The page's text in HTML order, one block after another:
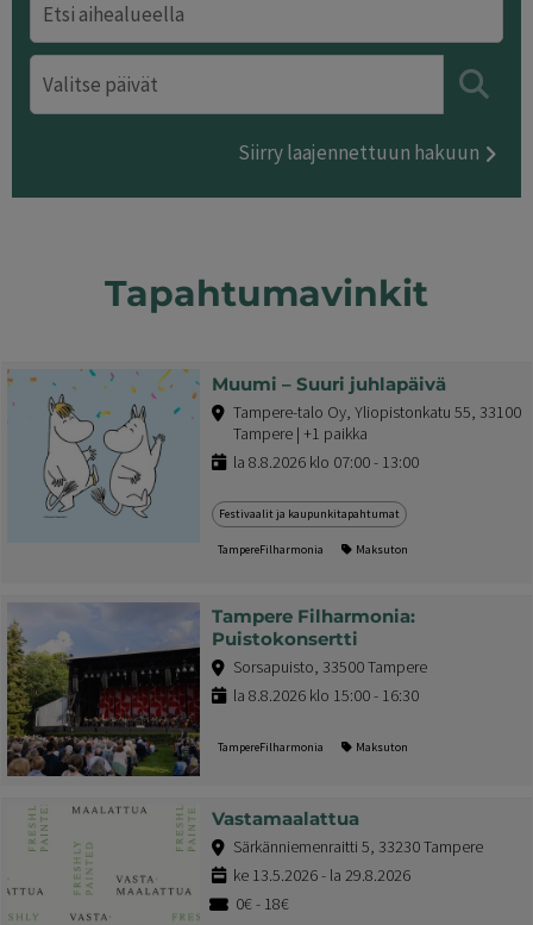
Siirry laajennettuun hakuun
Tapahtumavinkit
Muumi – Suuri juhlapäivä
Tampere-talo Oy, Yliopistonkatu 55, 33100
Tampere | +1 paikka
la 8.8.2026 klo 07:00 - 13:00
Festivaalit ja kaupunkitapahtumat
TampereFilharmonia Maksuton
Tampere Filharmonia:
Puistokonsertti
Sorsapuisto, 33500 Tampere
la 8.8.2026 klo 15:00 - 16:30
TampereFilharmonia Maksuton
Vastamaalattua
Särkänniemenraitti 5, 33230 Tampere
ke 13.5.2026 - la 29.8.2026
0€ - 18€